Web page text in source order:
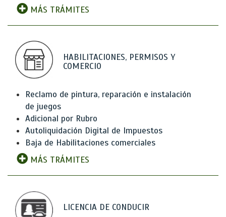
MÁS TRÁMITES
HABILITACIONES, PERMISOS Y
COMERCIO
Reclamo de pintura, reparación e instalación
de juegos
Adicional por Rubro
Autoliquidación Digital de Impuestos
Baja de Habilitaciones comerciales
MÁS TRÁMITES
LICENCIA DE CONDUCIR